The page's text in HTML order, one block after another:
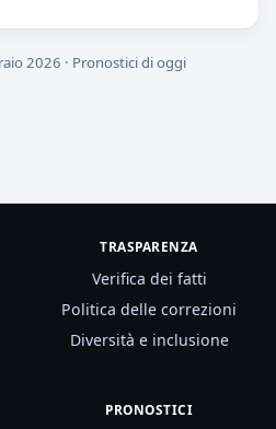
2026 · Pronostici di oggi
TRASPARENZA
Verifica dei fatti
Politica delle correzioni
Diversità e inclusione
PRONOSTICI